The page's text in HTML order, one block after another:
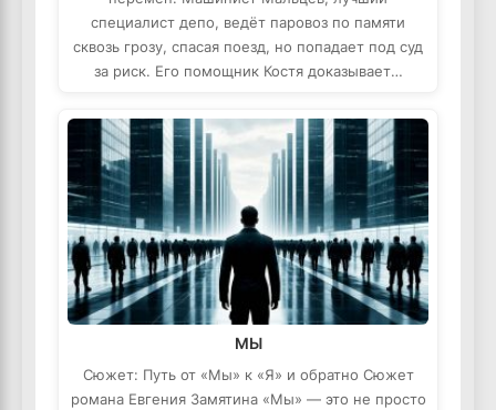
специалист депо, ведёт паровоз по памяти
сквозь грозу, спасая поезд, но попадает под суд
за риск. Его помощник Костя доказывает…
МЫ
Сюжет: Путь от «Мы» к «Я» и обратно Сюжет
романа Евгения Замятина «Мы» — это не просто